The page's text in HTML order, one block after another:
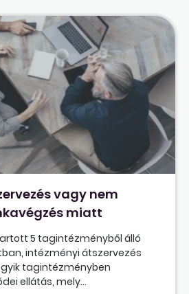
vagy nem
miatt
5 tagintézményből álló
intézményi átszervezés
tagintézményben
ellátás, mely...